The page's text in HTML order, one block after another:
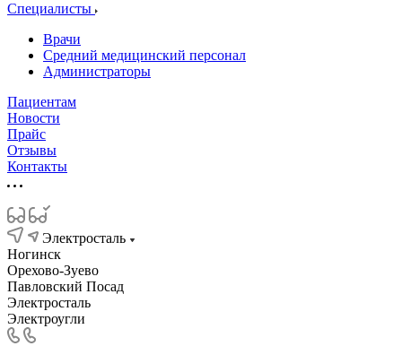
Специалисты
Врачи
Средний медицинский персонал
Администраторы
Пациентам
Новости
Прайс
Отзывы
Контакты
Электросталь
Ногинск
Орехово-Зуево
Павловский Посад
Электросталь
Электроугли